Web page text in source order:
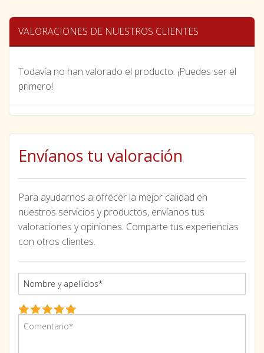
VALORACIONES DE NUESTROS CLIENTES
Todavía no han valorado el producto. ¡Puedes ser el
primero!
Envíanos tu valoración
Para ayudarnos a ofrecer la mejor calidad en
nuestros servicios y productos, envíanos tus
valoraciones y opiniones. Comparte tus experiencias
con otros clientes.